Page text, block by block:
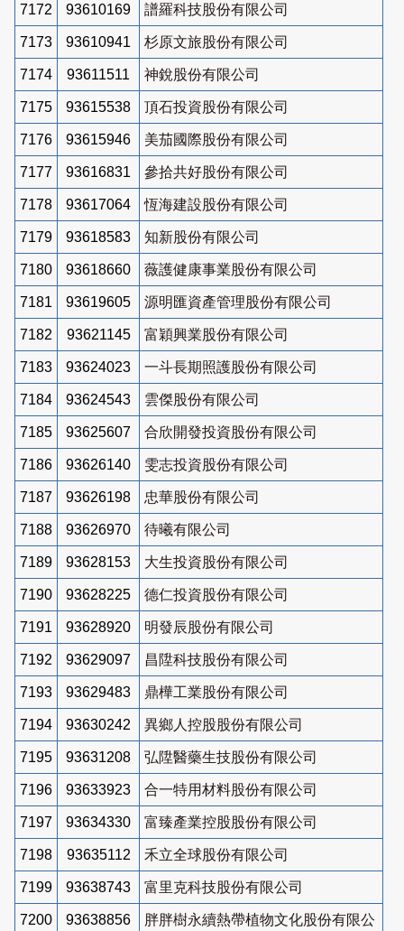
7172 93610169 譜羅科技股份有限公司
7173 93610941 杉原文旅股份有限公司
7174 93611511 神銳股份有限公司
7175 93615538 頂石投資股份有限公司
7176 93615946 美茄國際股份有限公司
7177 93616831 參拾共好股份有限公司
7178 93617064 恆海建設股份有限公司
7179 93618583 知新股份有限公司
7180 93618660 薇護健康事業股份有限公司
7181 93619605 源明匯資產管理股份有限公司
7182 93621145 富穎興業股份有限公司
7183 93624023 一斗長期照護股份有限公司
7184 93624543 雲傑股份有限公司
7185 93625607 合欣開發投資股份有限公司
7186 93626140 雯志投資股份有限公司
7187 93626198 忠華股份有限公司
7188 93626970 待曦有限公司
7189 93628153 大生投資股份有限公司
7190 93628225 德仁投資股份有限公司
7191 93628920 明發辰股份有限公司
7192 93629097 昌陞科技股份有限公司
7193 93629483 鼎樺工業股份有限公司
7194 93630242 異鄉人控股股份有限公司
7195 93631208 弘陞醫藥生技股份有限公司
7196 93633923 合一特用材料股份有限公司
7197 93634330 富臻產業控股股份有限公司
7198 93635112 禾立全球股份有限公司
7199 93638743 富里克科技股份有限公司
7200 93638856
胖胖樹永續熱帶植物文化股份有限公